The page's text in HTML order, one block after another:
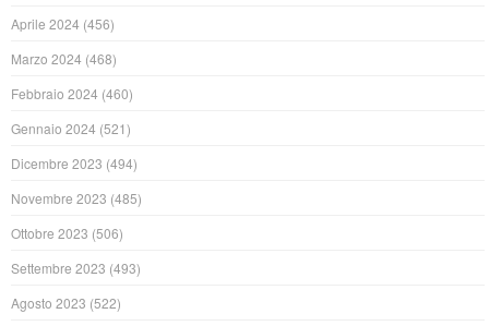
Aprile 2024 (456)
Marzo 2024 (468)
Febbraio 2024 (460)
Gennaio 2024 (521)
Dicembre 2023 (494)
Novembre 2023 (485)
Ottobre 2023 (506)
Settembre 2023 (493)
Agosto 2023 (522)